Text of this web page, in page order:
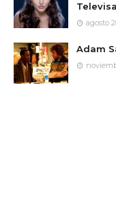
Televisa
agosto
Adam